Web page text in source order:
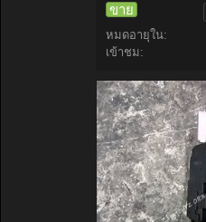
ขาย
หมดอายุใน:
เข้าชม: